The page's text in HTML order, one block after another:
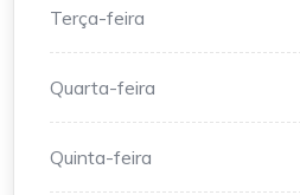
Terça-feira
Quarta-feira
Quinta-feira